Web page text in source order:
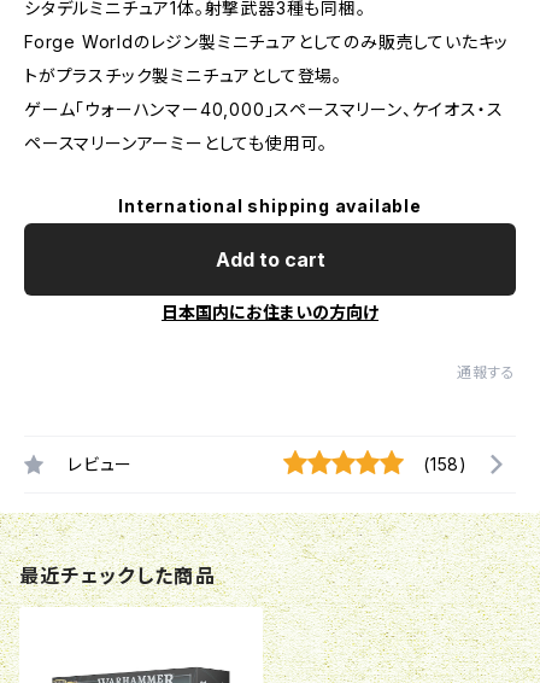
シタデルミニチュア1体。射撃武器3種も同梱。
Forge Worldのレジン製ミニチュアとしてのみ販売していたキッ
トがプラスチック製ミニチュアとして登場。
ゲーム「ウォーハンマー40,000」スペースマリーン、ケイオス・ス
ペースマリーンアーミーとしても使用可。
International shipping available
Add to cart
日本国内にお住まいの方向け
通報する
レビュー (158)
最近チェックした商品